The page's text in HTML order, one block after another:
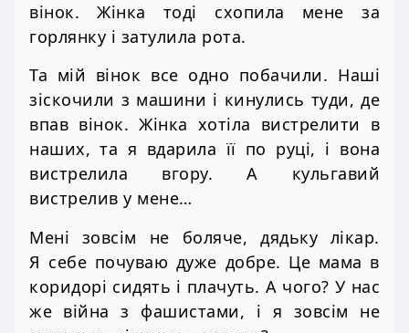
вінок. Жінка тоді схопила мене за
горлянку і затулила рота.
Та мій вінок все одно побачили. Наші
зіскочили з машини і кинулись туди, де
впав вінок. Жінка хотіла вистрелити в
наших, та я вдарила її по руці, і вона
вистрелила вгору. А кульгавий
вистрелив у мене…
Мені зовсім не боляче, дядьку лікар.
Я себе почуваю дуже добре. Це мама в
коридорі сидять і плачуть. А чого? У нас
же війна з фашистами, і я зовсім не